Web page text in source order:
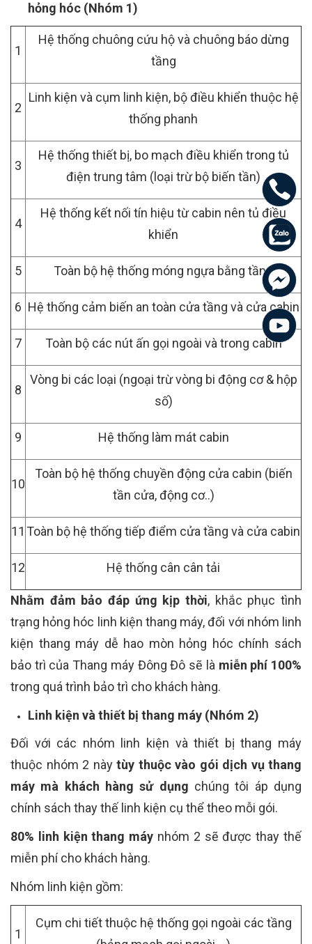
hỏng hóc (Nhóm 1)
1
Hệ thống chuông cứu hộ và chuông báo dừng
tầng
2
Linh kiện và cụm linh kiện, bộ điều khiển thuộc hệ
thống phanh
3
Hệ thống thiết bị, bo mạch điều khiển trong tủ
điện trung tâm (loại trừ bộ biến tần)
4
Hệ thống kết nối tín hiệu từ cabin nên tủ điều
khiển
5 Toàn bộ hệ thống móng ngựa bằng tầng
6 Hệ thống cảm biến an toàn cửa tầng và cửa cabin
7 Toàn bộ các nút ấn gọi ngoài và trong cabin
8
Vòng bi các loại (ngoại trừ vòng bi động cơ & hộp
số)
9 Hệ thống làm mát cabin
10
Toàn bộ hệ thống chuyền động cửa cabin (biến
tần cửa, động cơ..)
11 Toàn bộ hệ thống tiếp điểm cửa tầng và cửa cabin
12 Hệ thống cân cân tải
Nhằm đảm bảo đáp ứng kịp thời, khắc phục tình
trạng hỏng hóc linh kiện thang máy, đối với nhóm linh
kiện thang máy dễ hao mòn hỏng hóc chính sách
bảo trì của Thang máy Đông Đô sẽ là miễn phí 100%
trong quá trình bảo trì cho khách hàng.
Linh kiện và thiết bị thang máy (Nhóm 2)
Đối với các nhóm linh kiện và thiết bị thang máy
thuộc nhóm 2 này tùy thuộc vào gói dịch vụ thang
máy mà khách hàng sử dụng chúng tôi áp dụng
chính sách thay thế linh kiện cụ thể theo mỗi gói.
80% linh kiện thang máy nhóm 2 sẽ được thay thế
miễn phí cho khách hàng.
Nhóm linh kiện gồm:
1
Cụm chi tiết thuộc hệ thống gọi ngoài các tầng